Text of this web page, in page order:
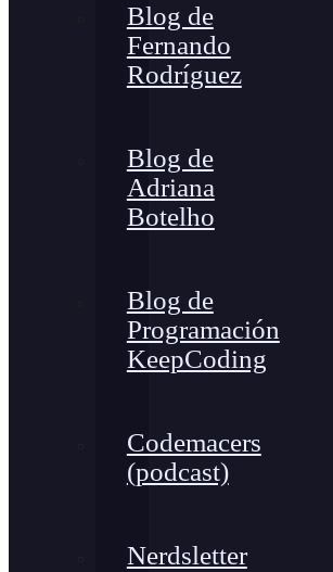
Blog de
Fernando
Rodríguez
Blog de
Adriana
Botelho
Blog de
Programación
KeepCoding
Codemacers
(podcast)
Nerdsletter